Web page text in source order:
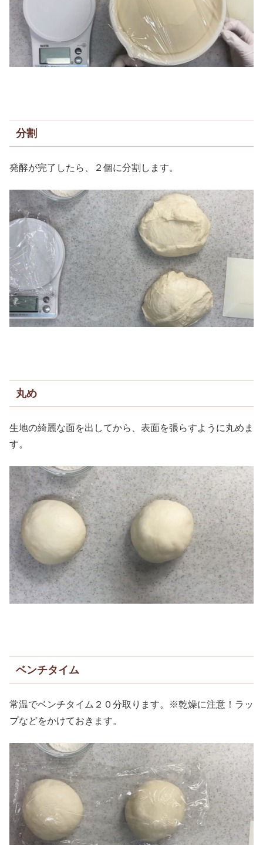
分割
発酵が完了したら、２個に分割します。
丸め
生地の綺麗な面を出してから、表面を張らすように丸めま
す。
ベンチタイム
常温でベンチタイム２０分取ります。※乾燥に注意！ラッ
プなどをかけておきます。